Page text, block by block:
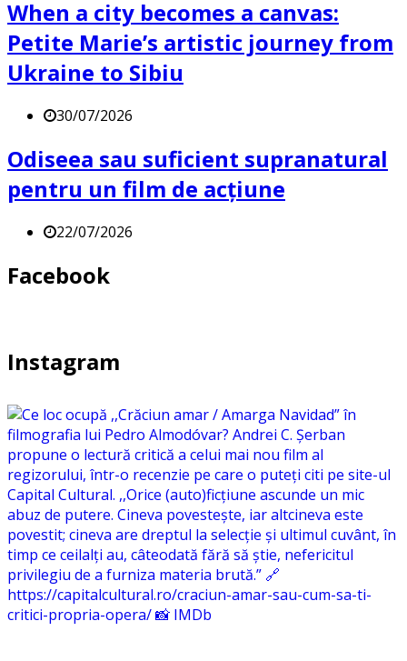
When a city becomes a canvas:
Petite Marie’s artistic journey from
Ukraine to Sibiu
30/07/2026
Odiseea sau suficient supranatural
pentru un film de acțiune
22/07/2026
Facebook
Instagram